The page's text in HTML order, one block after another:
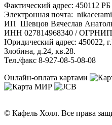
Фактический адрес: 450112
Электронная почта:
ИП Шевцов Вячеслав
ИНН 027814968340 / ОГРНИП
Юридический адрес: 450022,
Злобина, д.24, кв.28.
Тел./факс 8-927-08-5-08-08
Онлайн-оплата картами
© Кафель Холл. Все права